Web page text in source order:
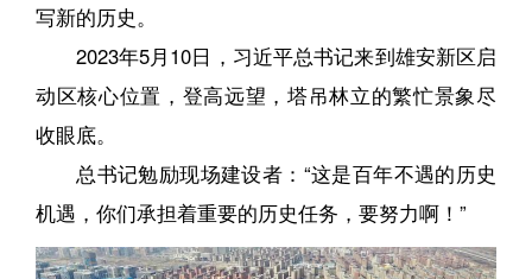
写新的历史。
2023年5月10日，习近平总书记来到雄安新区启
动区核心位置，登高远望，塔吊林立的繁忙景象尽
收眼底。
总书记勉励现场建设者：“这是百年不遇的历史
机遇，你们承担着重要的历史任务，要努力啊！”